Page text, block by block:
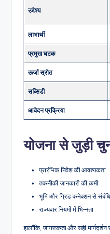
उद्देश्य
लाभार्थी
प्रमुख घटक
ऊर्जा स्रोत
सब्सिडी
आवेदन प्रक्रिया
योजना से जुड़ी
प्रारंभिक निवेश की आवश्यकता
तकनीकी जानकारी की कमी
भूमि और ग्रिड कनेक्शन से
राज्यवार नियमों में भिन्नता
हालाँकि, जागरूकता और सही